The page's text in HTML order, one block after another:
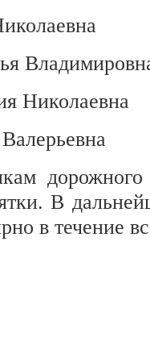
Николаевна
дорожного
В
в течение